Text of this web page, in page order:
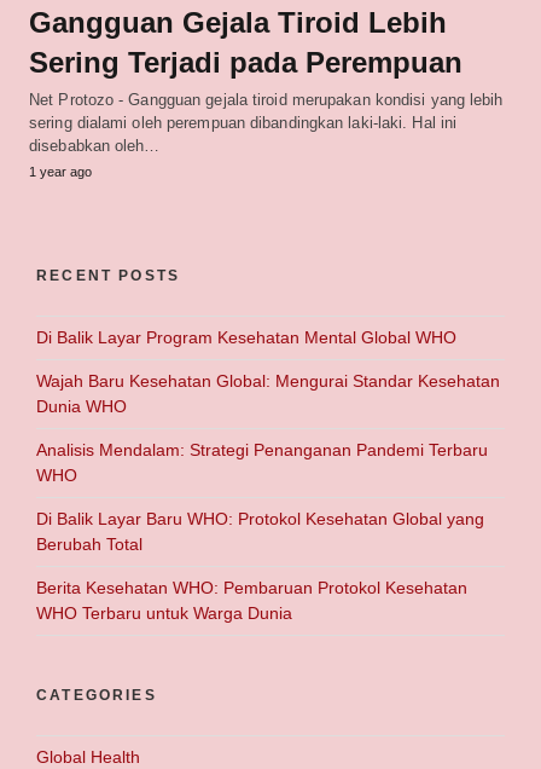
Gangguan Gejala Tiroid Lebih
Sering Terjadi pada Perempuan
Net Protozo - Gangguan gejala tiroid merupakan kondisi yang lebih
sering dialami oleh perempuan dibandingkan laki-laki. Hal ini
disebabkan oleh…
1 year ago
RECENT POSTS
Di Balik Layar Program Kesehatan Mental Global WHO
Wajah Baru Kesehatan Global: Mengurai Standar Kesehatan
Dunia WHO
Analisis Mendalam: Strategi Penanganan Pandemi Terbaru
WHO
Di Balik Layar Baru WHO: Protokol Kesehatan Global yang
Berubah Total
Berita Kesehatan WHO: Pembaruan Protokol Kesehatan
WHO Terbaru untuk Warga Dunia
CATEGORIES
Global Health